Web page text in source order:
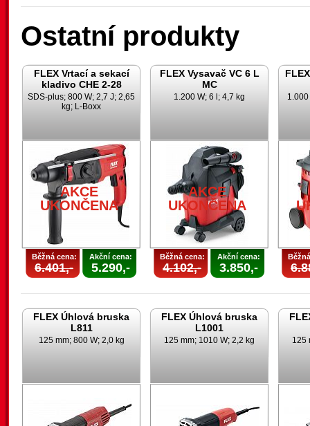
Ostatní produkty
FLEX Vrtací a sekací
kladivo CHE 2-28
SDS-plus; 800 W; 2,7 J; 2,65
kg; L-Boxx
AKCE
UKONČENA
Běžná cena:
6.401,-
Akční cena:
5.290,-
FLEX Vysavač VC 6 L
MC
1.200 W; 6 l; 4,7 kg
AKCE
UKONČENA
Běžná cena:
4.102,-
Akční cena:
3.850,-
FLEX Úhlová bruska
L811
125 mm; 800 W; 2,0 kg
FLEX Úhlová bruska
L1001
125 mm; 1010 W; 2,2 kg 125